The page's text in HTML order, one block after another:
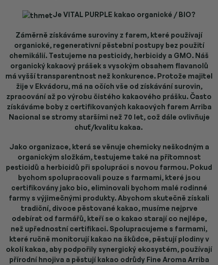
Je VITAL PURPLE kakao organické / BIO?
Záměrně získáváme suroviny z farem, které používají
organické, regenerativní pěstební postupy bez použití
chemikálií. Testujeme na pesticidy, herbicidy a GMO. Náš
organický kakaový prášek s vysokým obsahem flavanolů
má vyšší transparentnost než konkurence. Protože majitel
žije v Ekvádoru, má na očích vše od získávání surovin,
zpracování až po výrobu čistého kakaového prášku. Často
získáváme boby z certifikovaných kakaových farem Arriba
Nacional se stromy staršími než 70 let, což dále ovlivňuje
chuť/kvalitu kakaa.
Jako organizace, která se věnuje chemicky neškodným a
organickým složkám, testujeme také na přítomnost
pesticidů a herbicidů při spolupráci s novou farmou. Pokud
bychom spolupracovali pouze s farmami, které jsou
certifikovány jako bio, eliminovali bychom malé rodinné
farmy s výjimečnými produkty.Abychom skutečně získali
tradiční, divoce pěstované kakao, musíme nejprve
odebírat od farmářů, kteří se o kakao starají co nejlépe,
než upřednostní certifikaci. Spolupracujeme s farmami,
které ručně monitorují kakao na škůdce, pěstují plodiny v
okolí kakaa, aby podpořily synergický ekosystém, používají
přírodní hnojiva a pěstují kakao odrůdy Fine Aroma Arriba